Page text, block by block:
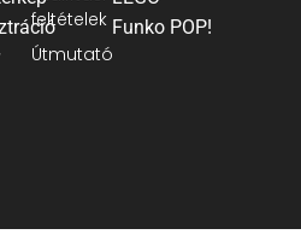
feltételek
Útmutató
Funko POP!